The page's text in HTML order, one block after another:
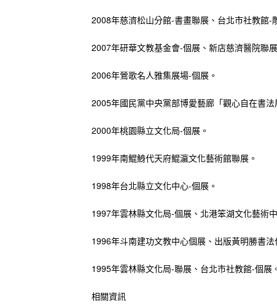
2008年慈濟松山分館-書畫聯展、台北市社教館-
2007年研華文教基金會-個展、新店慈濟醫院聯展
2006年鶯歌名人雅集展場-個展。
2005年國民黨中央黨部博愛藝廊「觀心自在書
2000年桃園縣立文化局-個展。
1999年南鯤鯓代天府鯤瀛文化藝術館聯展。
1998年台北縣立文化中心-個展。
1997年雲林縣文化局-個展、北港笨湖文化藝術
1996年斗南建功文教中心個展、出版黃明勝書法
1995年雲林縣文化局-聯展、台北市社教館-個展。
相關資訊